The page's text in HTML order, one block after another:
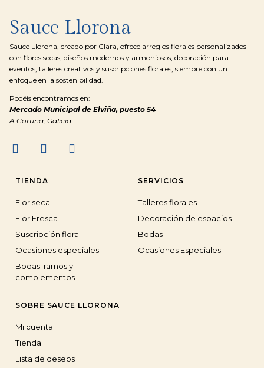
Sauce Llorona
Sauce Llorona, creado por Clara, ofrece arreglos florales personalizados
con flores secas, diseños modernos y armoniosos, decoración para
eventos, talleres creativos y suscripciones florales, siempre con un
enfoque en la sostenibilidad.
Podéis encontramos en:
Mercado Municipal de Elviña, puesto 54
A Coruña, Galicia
TIENDA
Flor seca
Flor Fresca
Suscripción floral
Ocasiones especiales
Bodas: ramos y
complementos
SERVICIOS
Talleres florales
Decoración de espacios
Bodas
Ocasiones Especiales
SOBRE SAUCE LLORONA
Mi cuenta
Tienda
Lista de deseos